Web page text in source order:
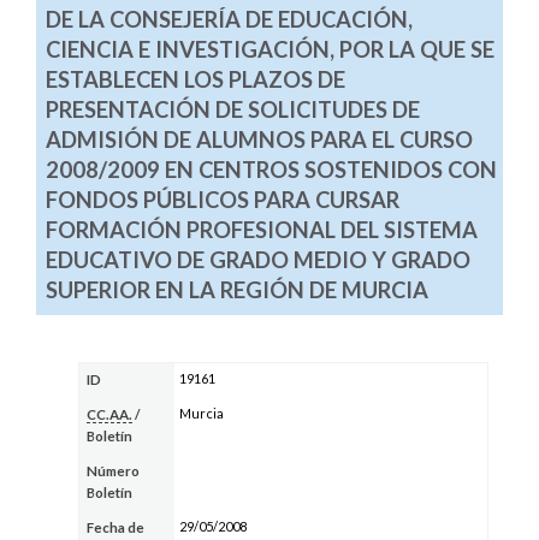
DE LA CONSEJERÍA DE EDUCACIÓN,
CIENCIA E INVESTIGACIÓN, POR LA QUE SE
ESTABLECEN LOS PLAZOS DE
PRESENTACIÓN DE SOLICITUDES DE
ADMISIÓN DE ALUMNOS PARA EL CURSO
2008/2009 EN CENTROS SOSTENIDOS CON
FONDOS PÚBLICOS PARA CURSAR
FORMACIÓN PROFESIONAL DEL SISTEMA
EDUCATIVO DE GRADO MEDIO Y GRADO
SUPERIOR EN LA REGIÓN DE MURCIA
ID 19161
CC.AA. /
Boletín
Murcia
Número
Boletín
Fecha de
29/05/2008